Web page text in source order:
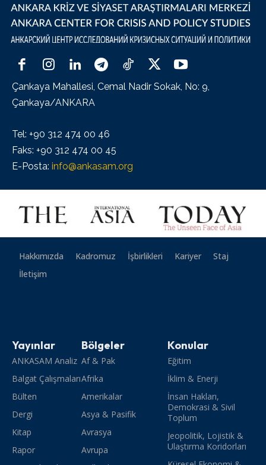
Çankaya Mahallesi, Cemal Nadir Sokak, No: 9,
Çankaya/ANKARA
Tel: +90 312 474 00 46
Faks: +90 312 474 00 45
E-Posta: info@ankasam.org
Hakkımızda Kadromuz İşbirlikleri Kariyer
Staj
İletişim
Yayınlar
ANKASAM Analiz
Balgat Çalışmaları
Bülten
Dergi
Kitap
Rapor
Bölgeler
Af & Pak
Afrika
Amerikalar
Asya & Pasifik
Avrasya
Avrupa
Konular
Eğitim
İklim & Enerji
İnsan Hakları,
Demokrasi & Sivil
Toplum
Jeopolitik, Lojistik &
Ulaştırma Koridorları